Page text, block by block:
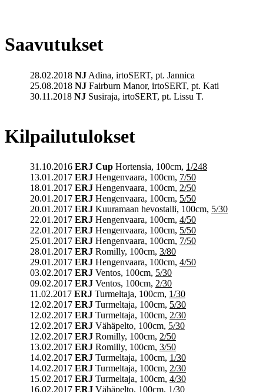
Saavutukset
28.02.2018 NJ Adina, irtoSERT, pt. Jannica
25.08.2018 NJ Fairburn Manor, irtoSERT, pt. Kati
30.11.2018 NJ Susiraja, irtoSERT, pt. Lissu T.
Kilpailutulokset
31.10.2016 ERJ Cup Hortensia, 100cm, 1/248
13.01.2017 ERJ Hengenvaara, 100cm, 7/50
18.01.2017 ERJ Hengenvaara, 100cm, 2/50
20.01.2017 ERJ Hengenvaara, 100cm, 5/50
20.01.2017 ERJ Kuuramaan hevostalli, 100cm, 5/30
22.01.2017 ERJ Hengenvaara, 100cm, 4/50
22.01.2017 ERJ Hengenvaara, 100cm, 5/50
25.01.2017 ERJ Hengenvaara, 100cm, 7/50
28.01.2017 ERJ Romilly, 100cm, 3/80
29.01.2017 ERJ Hengenvaara, 100cm, 4/50
03.02.2017 ERJ Ventos, 100cm, 5/30
09.02.2017 ERJ Ventos, 100cm, 2/30
11.02.2017 ERJ Turmeltaja, 100cm, 1/30
12.02.2017 ERJ Turmeltaja, 100cm, 5/30
12.02.2017 ERJ Turmeltaja, 100cm, 2/30
12.02.2017 ERJ Vähäpelto, 100cm, 5/30
12.02.2017 ERJ Romilly, 100cm, 2/50
13.02.2017 ERJ Romilly, 100cm, 3/50
14.02.2017 ERJ Turmeltaja, 100cm, 1/30
14.02.2017 ERJ Turmeltaja, 100cm, 2/30
15.02.2017 ERJ Turmeltaja, 100cm, 4/30
16.02.2017 ERJ Vähäpelto, 100cm, 1/30